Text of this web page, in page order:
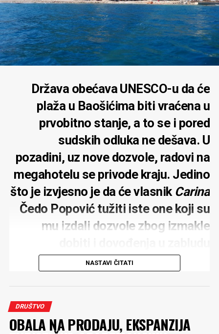
Država obećava UNESCO-u da će
plaža u Baošićima biti vraćena u
prvobitno stanje, a to se i pored
sudskih odluka ne dešava. U
pozadini, uz nove dozvole, radovi na
megahotelu se privode kraju. Jedino
što je izvjesno je da će vlasnik Carina
Čedo Popović tužiti iste one koji su
mu izdali dozvole zbog izmakle
Rok o vraćanju plaže u Baošićima, koju je nasula
kompanija Carinekoja gradi megahotel u ovom malom
primorskom mjestu, istekao je 17. jula i nije ispoštovan.
NASTAVI ČITATI
DRUŠTVO
OBALA NA PRODAJU, EKSPANZIJA